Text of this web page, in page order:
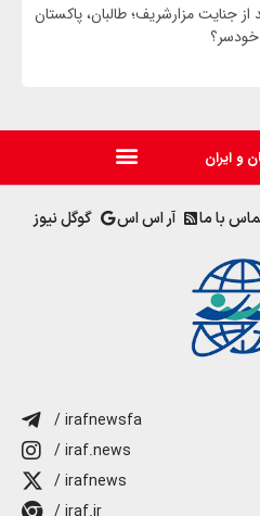
از جنایت مزارشریف؛ طالبان، پاکستان
خودسر؟
و ایران
با ما آر اس اس گوگل نیوز
/ irafnewsfa
/ iraf.news
/ irafnews